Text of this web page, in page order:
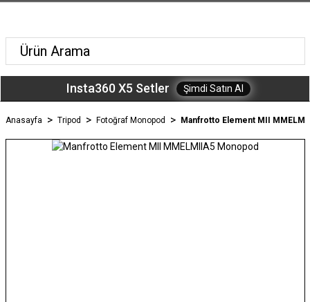
Insta360 X5 Setler Şimdi Satın Al
Anasayfa Tripod Fotoğraf Monopod Manfrotto Element MII